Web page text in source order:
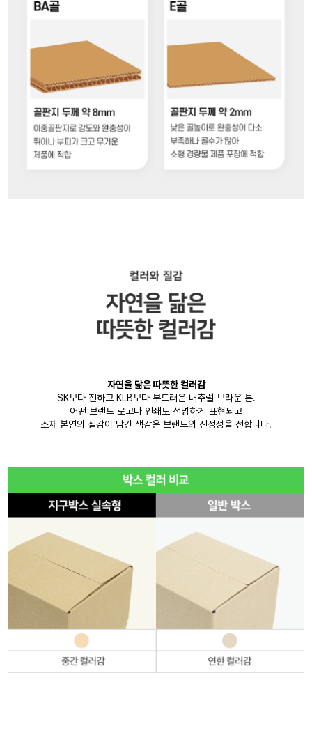
자연을 닮은 따뜻한 컬러감
SK보다 진하고 KLB보다 부드러운 내추럴 브라운 톤.
어떤 브랜드 로고나 인쇄도 선명하게 표현되고
소재 본연의 질감이 담긴 색감은 브랜드의 진정성을 전합니다.